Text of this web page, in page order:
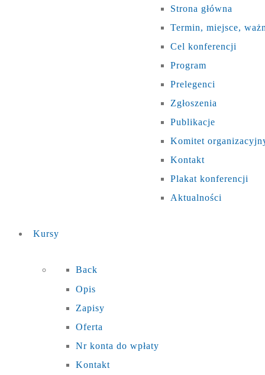
Strona główna
Termin, miejsce,
Cel konferencji
Program
Prelegenci
Zgłoszenia
Publikacje
Komitet
Kontakt
Plakat konferencji
Aktualności
Kursy
Back
Opis
Zapisy
Oferta
Nr konta do wpłaty
Kontakt